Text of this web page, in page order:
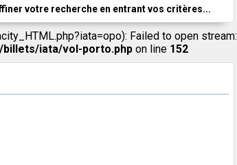
votre recherche en entrant vos critères...
Failed to open stream:
iata/vol-porto.php on line 152